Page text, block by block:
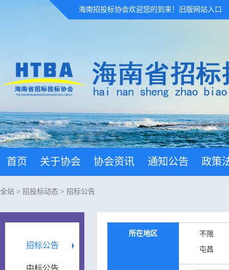
海南招投标协会欢迎您的到来！ 旧版网站入口
首页 关于协会 协会资讯 通知公告 政策
全站 > 招投标动态 > 招标公告
招标公告
中标公告
所在地区
不限
屯昌